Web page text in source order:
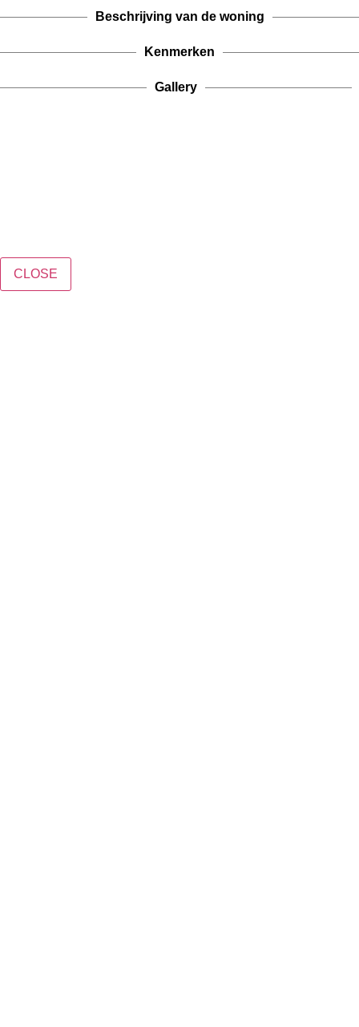
Beschrijving van de woning
Kenmerken
Gallery
CLOSE